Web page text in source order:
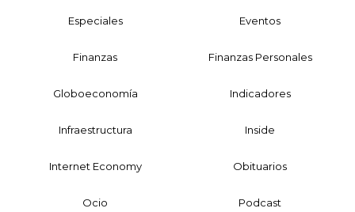
Especiales Eventos
Finanzas Finanzas Personales
Globoeconomía Indicadores
Infraestructura Inside
Internet Economy Obituarios
Ocio Podcast